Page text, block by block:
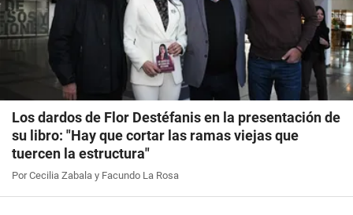
Los dardos de Flor Destéfanis en la presentación de
su libro: "Hay que cortar las ramas viejas que
tuercen la estructura"
Por Cecilia Zabala y Facundo La Rosa